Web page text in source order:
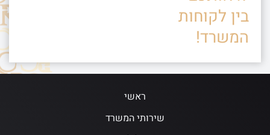
בין לקוחות
המשרד!
ראשי
שירותי המשרד